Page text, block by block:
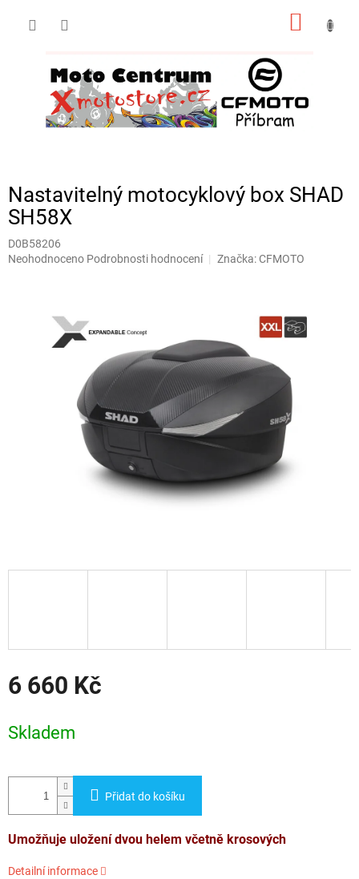
Nastavitelný motocyklový box SHAD
SH58X
D0B58206
Průměrné
Neohodnoceno Podrobnosti hodnocení Značka:CFMOTO
6 660 Kč
cena:
Skladem
Přidat do košíku
Umožňuje uložení dvou helem včetně krosových
Detailní informace